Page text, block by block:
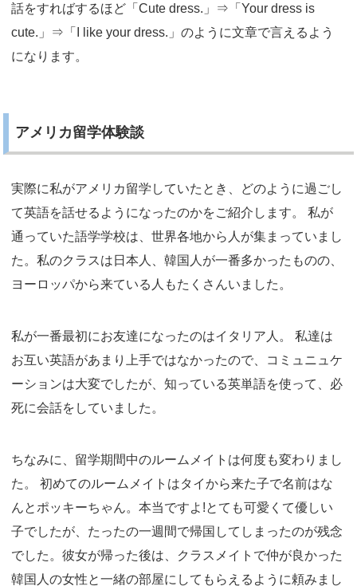
話をすればするほど「Cute dress.」⇒「Your dress is
cute.」⇒「I like your dress.」のように文章で言えるよう
になります。
アメリカ留学体験談
実際に私がアメリカ留学していたとき、どのように過ごし
て英語を話せるようになったのかをご紹介します。 私が
通っていた語学学校は、世界各地から人が集まっていまし
た。私のクラスは日本人、韓国人が一番多かったものの、
ヨーロッパから来ている人もたくさんいました。
私が一番最初にお友達になったのはイタリア人。 私達は
お互い英語があまり上手ではなかったので、コミュニュケ
ーションは大変でしたが、知っている英単語を使って、必
死に会話をしていました。
ちなみに、留学期間中のルームメイトは何度も変わりまし
た。 初めてのルームメイトはタイから来た子で名前はな
んとポッキーちゃん。本当ですよ!とても可愛くて優しい
子でしたが、たったの一週間で帰国してしまったのが残念
でした。彼女が帰った後は、クラスメイトで仲が良かった
韓国人の女性と一緒の部屋にしてもらえるように頼みまし